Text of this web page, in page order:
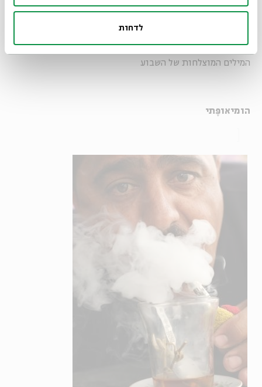
לדחות
המילים המוצלחות של השבוע
הומיאופֶּתי